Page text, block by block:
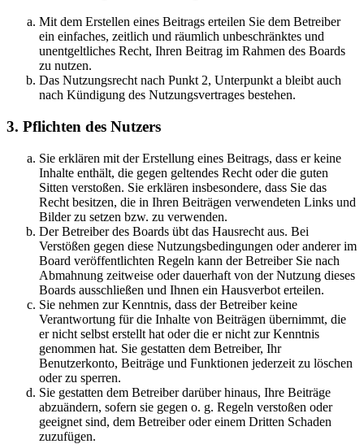
Mit dem Erstellen eines Beitrags erteilen Sie dem Betreiber
ein einfaches, zeitlich und räumlich unbeschränktes und
unentgeltliches Recht, Ihren Beitrag im Rahmen des Boards
zu nutzen.
Das Nutzungsrecht nach Punkt 2, Unterpunkt a bleibt auch
nach Kündigung des Nutzungsvertrages bestehen.
3. Pflichten des Nutzers
Sie erklären mit der Erstellung eines Beitrags, dass er keine
Inhalte enthält, die gegen geltendes Recht oder die guten
Sitten verstoßen. Sie erklären insbesondere, dass Sie das
Recht besitzen, die in Ihren Beiträgen verwendeten Links und
Bilder zu setzen bzw. zu verwenden.
Der Betreiber des Boards übt das Hausrecht aus. Bei
Verstößen gegen diese Nutzungsbedingungen oder anderer im
Board veröffentlichten Regeln kann der Betreiber Sie nach
Abmahnung zeitweise oder dauerhaft von der Nutzung dieses
Boards ausschließen und Ihnen ein Hausverbot erteilen.
Sie nehmen zur Kenntnis, dass der Betreiber keine
Verantwortung für die Inhalte von Beiträgen übernimmt, die
er nicht selbst erstellt hat oder die er nicht zur Kenntnis
genommen hat. Sie gestatten dem Betreiber, Ihr
Benutzerkonto, Beiträge und Funktionen jederzeit zu löschen
oder zu sperren.
Sie gestatten dem Betreiber darüber hinaus, Ihre Beiträge
abzuändern, sofern sie gegen o. g. Regeln verstoßen oder
geeignet sind, dem Betreiber oder einem Dritten Schaden
zuzufügen.